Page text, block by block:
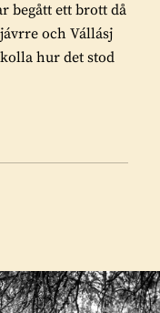
begått ett brott då
och Vállásj
hur det stod